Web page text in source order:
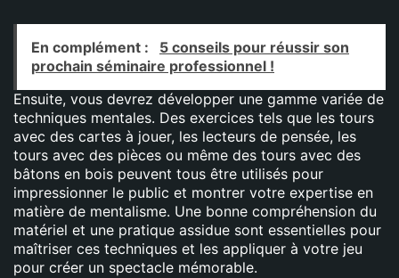
En complément :
5 conseils pour réussir son
prochain séminaire professionnel !
Ensuite, vous devrez développer une gamme variée de
techniques mentales. Des exercices tels que les tours
avec des cartes à jouer, les lecteurs de pensée, les
tours avec des pièces ou même des tours avec des
bâtons en bois peuvent tous être utilisés pour
impressionner le public et montrer votre expertise en
matière de mentalisme. Une bonne compréhension du
matériel et une pratique assidue sont essentielles pour
maîtriser ces techniques et les appliquer à votre jeu
pour créer un spectacle mémorable.